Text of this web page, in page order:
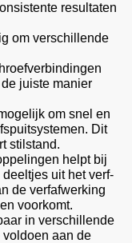
resultaten
om verschillende
juiste manier
om snel en
Dit
stilstand.
helpt bij
uit het verf-
de verfafwerking
voorkomt.
in verschillende
voldoen aan de